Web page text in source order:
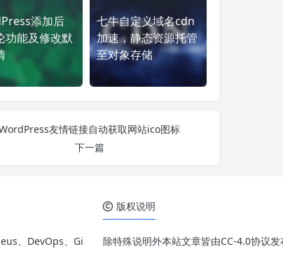
添加后
功能及修改默
七牛自定义域名cdn
加速，静态资源托管
至对象存储
友情链接自动获取网站ico图标
下一篇
、DevOps、Gi
版权说明
除特殊说明外本站文章皆由CC-4.0协议发